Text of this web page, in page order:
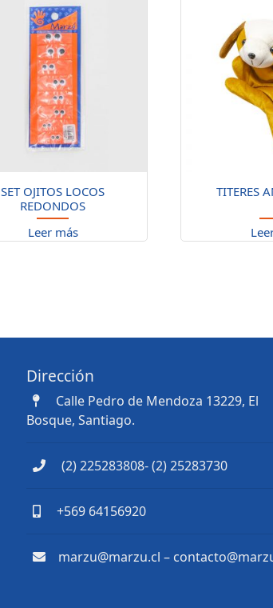
SET OJITOS LOCOS
REDONDOS
Leer más
TITERES
Dirección
Calle Pedro de Mendoza 13229, El
Bosque, Santiago.
(2) 225283808- (2) 25283730
+569 64156920
marzu@marzu.cl –